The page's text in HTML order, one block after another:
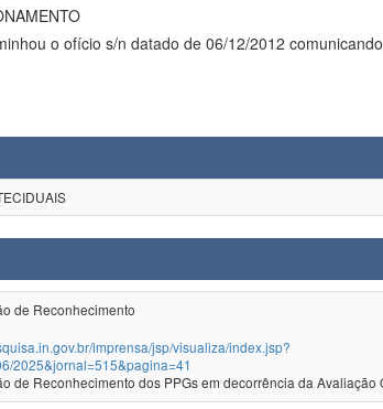
de Reconhecimento
imprensa/jsp/visualiza/index.jsp?
2025&jornal=515&pagina=41
de Reconhecimento dos PPGs em decorrência da Avaliação